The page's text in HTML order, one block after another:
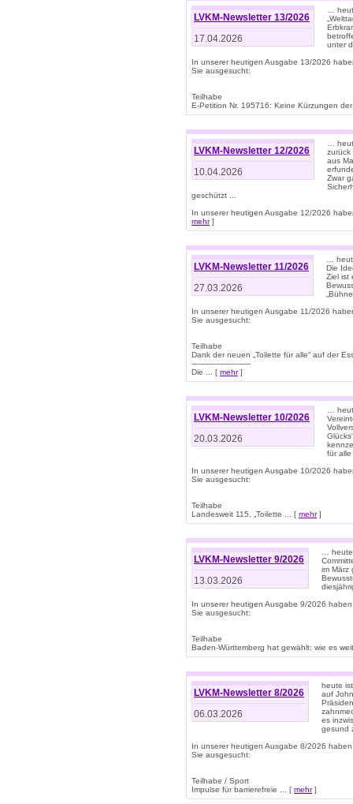
LVKM-Newsletter 13/2026
17.04.2026
…
unter
In unserer heutigen Ausgabe 13/2026
Sie ausgesucht:
Teilhabe
E-Petition Nr. 195716: Keine Kürzungen
LVKM-Newsletter 12/2026
10.04.2026
…
zurück
aus
Zwar
geschützt ...
In unserer heutigen Ausgabe 12/2026
mehr]
LVKM-Newsletter 11/2026
27.03.2026
…
Die
Ziel ist
In unserer heutigen Ausgabe 11/2026
Sie ausgesucht:
Teilhabe
Dank der neuen „Toilette für alle“ auf der
-------------------------
Die ... [ mehr]
LVKM-Newsletter 10/2026
20.03.2026
…
für
In unserer heutigen Ausgabe 10/2026
Sie ausgesucht:
Teilhabe
Landesweit 115. „Toilette ... [ mehr]
LVKM-Newsletter 9/2026
13.03.2026
…
im März
In unserer heutigen Ausgabe 9/2026
Sie ausgesucht:
Teilhabe
Baden-Württemberg hat gewählt: wie es
LVKM-Newsletter 8/2026
06.03.2026
heute
auf
es
gesund
In unserer heutigen Ausgabe 8/2026
Sie ausgesucht:
Teilhabe / Sport
Impulse für barrierefreie ... [ mehr]